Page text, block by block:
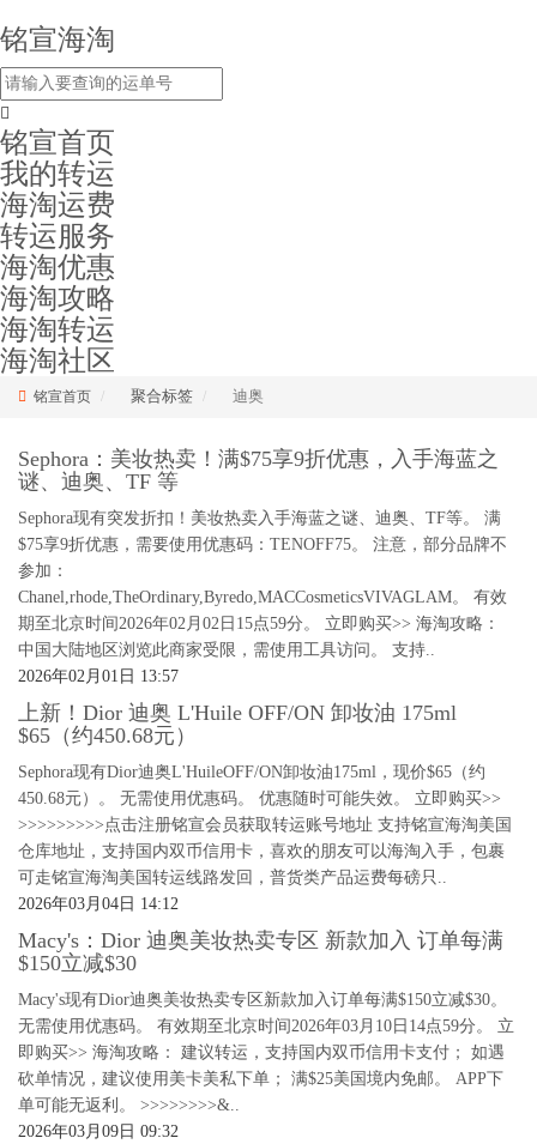
铭宣海淘
铭宣首页
我的转运
海淘运费
转运服务
海淘优惠
海淘攻略
海淘转运
海淘社区
铭宣首页 聚合标签 迪奥
Sephora：美妆热卖！满$75享9折优惠，入手海蓝之
谜、迪奥、TF 等
Sephora现有突发折扣！美妆热卖入手海蓝之谜、迪奥、TF等。 满
$75享9折优惠，需要使用优惠码：TENOFF75。 注意，部分品牌不
参加：
Chanel,rhode,TheOrdinary,Byredo,MACCosmeticsVIVAGLAM。 有效
期至北京时间2026年02月02日15点59分。 立即购买>> 海淘攻略：
中国大陆地区浏览此商家受限，需使用工具访问。 支持..
2026年02月01日 13:57
上新！Dior 迪奥 L'Huile OFF/ON 卸妆油 175ml
$65（约450.68元）
Sephora现有Dior迪奥L'HuileOFF/ON卸妆油175ml，现价$65（约
450.68元）。 无需使用优惠码。 优惠随时可能失效。 立即购买>>
>>>>>>>>>点击注册铭宣会员获取转运账号地址 支持铭宣海淘美国
仓库地址，支持国内双币信用卡，喜欢的朋友可以海淘入手，包裹
可走铭宣海淘美国转运线路发回，普货类产品运费每磅只..
2026年03月04日 14:12
Macy's：Dior 迪奥美妆热卖专区 新款加入 订单每满
$150立减$30
Macy's现有Dior迪奥美妆热卖专区新款加入订单每满$150立减$30。
无需使用优惠码。 有效期至北京时间2026年03月10日14点59分。 立
即购买>> 海淘攻略： 建议转运，支持国内双币信用卡支付； 如遇
砍单情况，建议使用美卡美私下单； 满$25美国境内免邮。 APP下
单可能无返利。 >>>>>>>>&..
2026年03月09日 09:32